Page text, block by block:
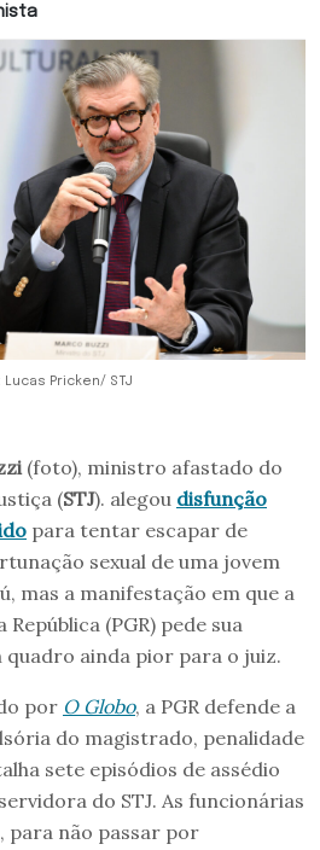
Lucas Pricken/ STJ
(foto), ministro afastado do
(STJ). alegou disfunção
para tentar escapar de
sexual de uma jovem
mas a manifestação em que a
(PGR) pede sua
quadro ainda pior para o juiz.
por O Globo, a PGR defende a
do magistrado, penalidade
sete episódios de assédio
do STJ. As funcionárias
para não passar por